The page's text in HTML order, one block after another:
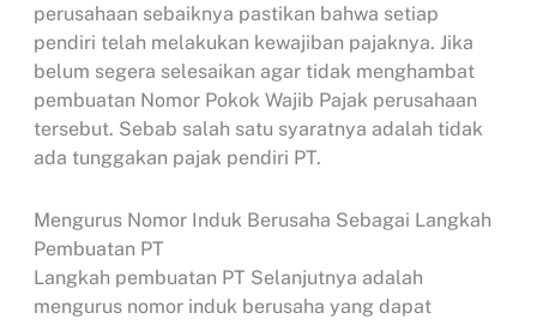
perusahaan sebaiknya pastikan bahwa setiap
pendiri telah melakukan kewajiban pajaknya. Jika
belum segera selesaikan agar tidak menghambat
pembuatan Nomor Pokok Wajib Pajak perusahaan
tersebut. Sebab salah satu syaratnya adalah tidak
ada tunggakan pajak pendiri PT.
Mengurus Nomor Induk Berusaha Sebagai Langkah
Pembuatan PT
Langkah pembuatan PT Selanjutnya adalah
mengurus nomor induk berusaha yang dapat